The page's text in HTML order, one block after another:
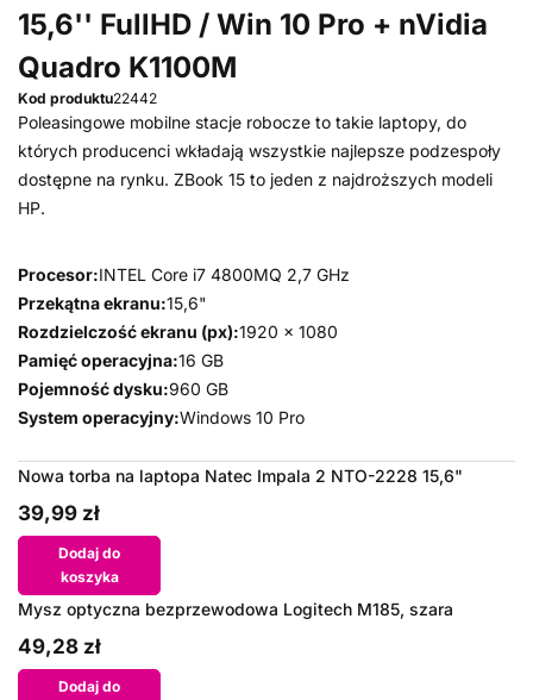
15,6'' FullHD / Win 10 Pro + nVidia
Quadro K1100M
Kod produktu22442
Poleasingowe mobilne stacje robocze to takie laptopy, do
których producenci wkładają wszystkie najlepsze podzespoły
dostępne na rynku. ZBook 15 to jeden z najdroższych modeli
HP.
Procesor:INTEL Core i7 4800MQ 2,7 GHz
Przekątna ekranu:15,6"
Rozdzielczość ekranu (px):1920 x 1080
Pamięć operacyjna:16 GB
Pojemność dysku:960 GB
System operacyjny:Windows 10 Pro
Nowa torba na laptopa Natec Impala 2 NTO-2228 15,6"
39,99 zł
Dodaj do
koszyka
Mysz optyczna bezprzewodowa Logitech M185, szara
49,28 zł
Dodaj do